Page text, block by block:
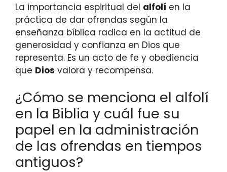
La importancia espiritual del alfolí en la
práctica de dar ofrendas según la
enseñanza bíblica radica en la actitud de
generosidad y confianza en Dios que
representa. Es un acto de fe y obediencia
que Dios valora y recompensa.
¿Cómo se menciona el alfolí
en la Biblia y cuál fue su
papel en la administración
de las ofrendas en tiempos
antiguos?